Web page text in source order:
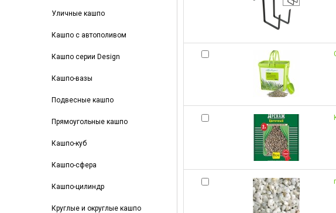
Уличные кашпо
Кашпо с автополивом
Кашпо серии Design
Кашпо-вазы
Подвесные кашпо
Прямоугольные кашпо
Кашпо-куб
Кашпо-сфера
Кашпо-цилиндр
Круглые и округлые кашпо